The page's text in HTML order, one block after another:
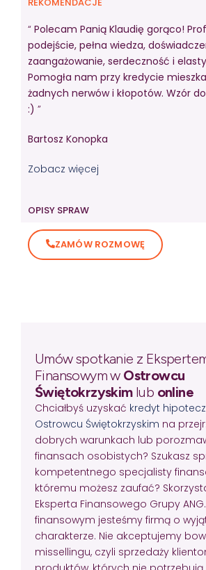
“ Polecam Panią Klaudię gorąco!
podejście, pełna wiedza,
zaangażowanie, serdeczność i
Pomogła nam przy kredycie
żadnych nerwów i kłopotów. Wzór
:) ”
Bartosz Konopka
Zobacz więcej
OPISY SPRAW
ZAMÓW ROZMOWĘ
Umów spotkanie z
Finansowym wOstrowcu
Świętokrzyskimlub online
Chciałbyś uzyskać kredyt
Ostrowcu Świętokrzyskim na
dobrych warunkach lub
finansach osobistych? Szukasz
kompetentnego specjalisty
któremu możesz zaufać?
Eksperta Finansowego Grupy
finansowym jesteśmy firmą o
charakterze. Nie akceptujemy
missellingu, czyli sprzedaży